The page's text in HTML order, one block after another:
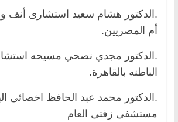
.الدكتور هشام سعيد استشارى أنف
أم المصريين.
.الدكتور مجدي نصحي مسيحه
الباطنه بالقاهرة.
.الدكتور محمد عبد الحافظ اخصائى
مستشفى زفتى العام